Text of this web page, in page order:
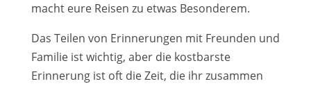
macht eure Reisen zu etwas Besonderem.
Das Teilen von Erinnerungen mit Freunden und
Familie ist wich­tig, aber die kost­bars­te
Erinnerung ist oft die Zeit, die ihr zusam­men